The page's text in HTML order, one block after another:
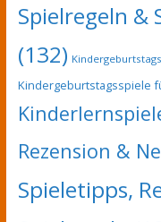
Spielregeln &
(132)
Kindergeburtstagsspiele
Rezension &
Spieletipps,